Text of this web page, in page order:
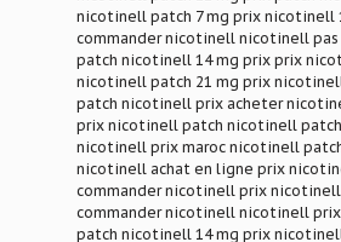
nicotinell patch 7 mg prix nicotinell
commander nicotinell nicotinell pas
patch nicotinell 14 mg prix prix
nicotinell patch 21 mg prix
patch nicotinell prix acheter
prix nicotinell patch nicotinell patch
nicotinell prix maroc nicotinell
nicotinell achat en ligne prix
commander nicotinell prix
commander nicotinell nicotinell
patch nicotinell 14 mg prix